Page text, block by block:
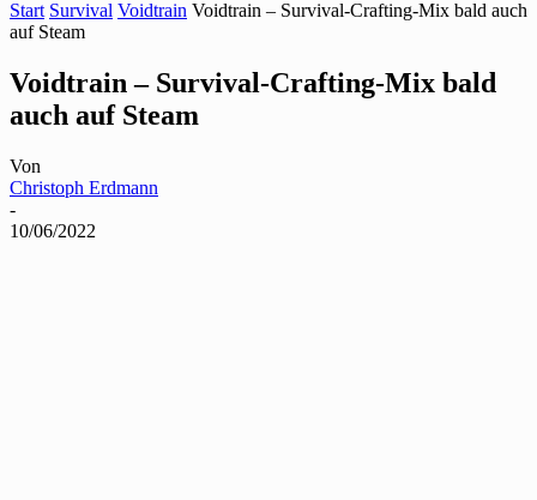
Start Survival Voidtrain Voidtrain – Survival-Crafting-Mix bald auch
auf Steam
Voidtrain – Survival-Crafting-Mix bald
auch auf Steam
Von
Christoph Erdmann
-
10/06/2022